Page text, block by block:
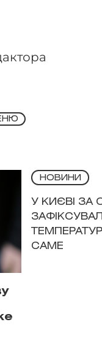
НОВИНИ
У КИЄВІ ЗА
САМЕ